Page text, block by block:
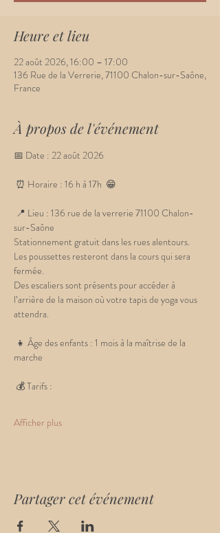
Heure et lieu
22 août 2026, 16:00 – 17:00
136 Rue de la Verrerie, 71100 Chalon-sur-Saône,
France
À propos de l'événement
📅 Date : 22 août 2026
⏰ Horaire : 16 h à 17h  😁
sur-Saône
Stationnement gratuit dans les rues alentours.
Les poussettes resteront dans la cours qui sera
fermée.
Des escaliers sont présents pour accéder à
l’arrière de la maison où votre tapis de yoga vous
attendra.
marche
💰 Tarifs :
Afficher plus
Partager cet événement